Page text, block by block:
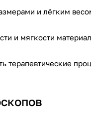
и лёгким
и мягкости
терапевтические